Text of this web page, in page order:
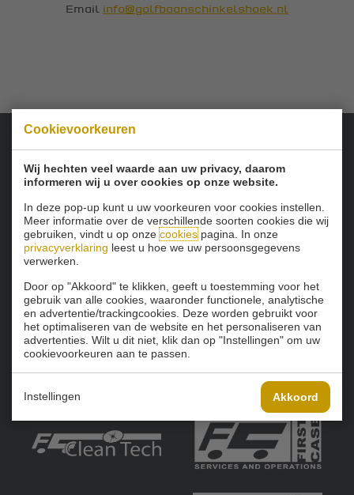
Cookievoorkeuren
Wij hechten veel waarde aan uw privacy, daarom
informeren wij u over cookies op onze website.
In deze pop-up kunt u uw voorkeuren voor cookies instellen.
Meer informatie over de verschillende soorten cookies die wij
gebruiken, vindt u op onzecookiespagina. In onze
privacyverklaring leest u hoe we uw persoonsgegevens
verwerken.
Door op "Akkoord" te klikken, geeft u toestemming voor het
gebruik van alle cookies, waaronder functionele, analytische
en advertentie/trackingcookies. Deze worden gebruikt voor
het optimaliseren van de website en het personaliseren van
advertenties. Wilt u dit niet, klik dan op "Instellingen" om uw
cookievoorkeuren aan te passen.
Instellingen Akkoord
Email info@golfbaanschinkelshoek.nl